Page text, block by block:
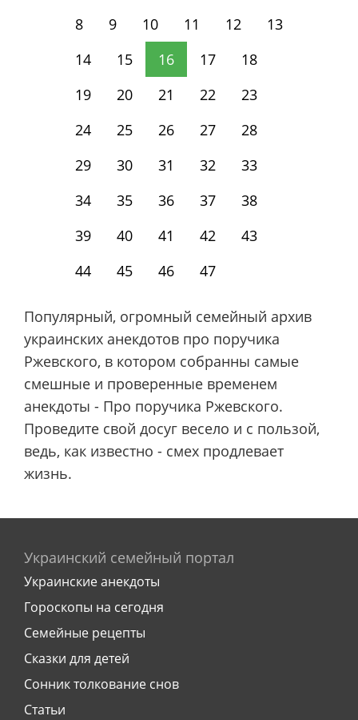
8
9 10 11 12
13
14
15 16 17
18
19
20 21 22
23
24
25 26 27
28
29
30 31 32
33
34
35 36 37
38
39
40 41 42
43
44
45 46 47
Популярный, огромный семейный архив
украинских анекдотов про поручика
Ржевского, в котором собранны самые
смешные и проверенные временем
анекдоты - Про поручика Ржевского.
Проведите свой досуг весело и с пользой,
ведь, как известно - смех продлевает
жизнь.
Украинский семейный портал
Украинские анекдоты
Гороскопы на сегодня
Семейные рецепты
Сказки для детей
Сонник толкование снов
Статьи